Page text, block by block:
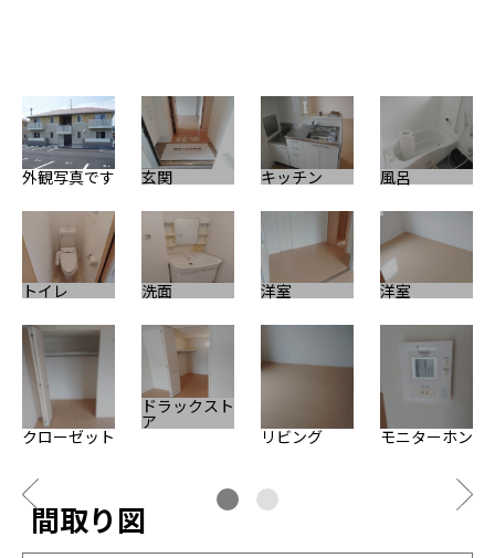
外観写真です 玄関 キッチン 風呂
トイレ 洗面 洋室 洋室
クローゼット
ドラックスト
ア
リビング モニターホン
間取り図